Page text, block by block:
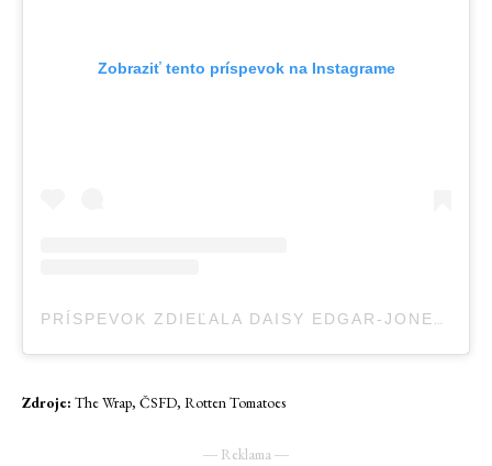
Zobraziť tento príspevok na Instagrame
PRÍSPEVOK ZDIEĽALA DAISY EDGAR-JONES (@DAISYEDGARJONES)
Zdroje: The Wrap, ČSFD, Rotten Tomatoes
― Reklama ―